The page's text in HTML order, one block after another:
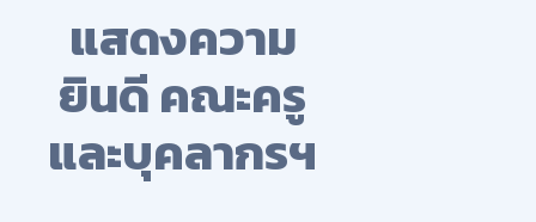
แสดงความ
ยินดี คณะครู
และบุคลากรฯ